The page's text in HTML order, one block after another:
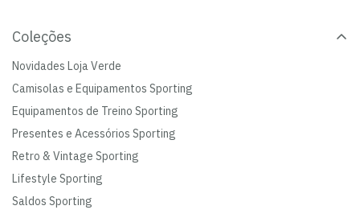
Coleções
Novidades Loja Verde
Camisolas e Equipamentos Sporting
Equipamentos de Treino Sporting
Presentes e Acessórios Sporting
Retro & Vintage Sporting
Lifestyle Sporting
Saldos Sporting